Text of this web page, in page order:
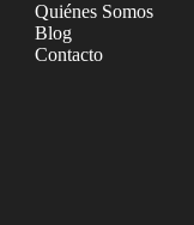
Quiénes Somos
Blog
Contacto